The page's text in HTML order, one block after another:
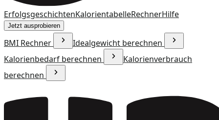
ErfolgsgeschichtenKalorientabelleRechnerHilfe
Jetzt ausprobieren
BMI Rechner
Idealgewicht berechnen
Kalorienbedarf berechnen
Kalorienverbrauch
berechnen